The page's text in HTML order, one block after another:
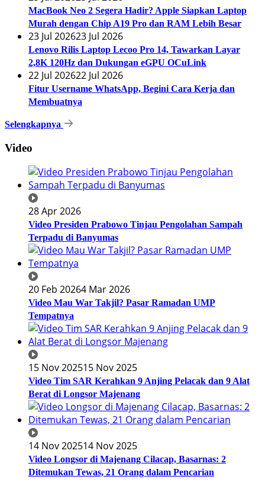
MacBook Neo 2 Segera Hadir? Apple Siapkan Laptop
Murah dengan Chip A19 Pro dan RAM Lebih Besar
23 Jul 202623 Jul 2026
Lenovo Rilis Laptop Lecoo Pro 14, Tawarkan Layar
2,8K 120Hz dan Dukungan eGPU OCuLink
22 Jul 202622 Jul 2026
Fitur Username WhatsApp, Begini Cara Kerja dan
Membuatnya
Selengkapnya
Video
28 Apr 2026
Video Presiden Prabowo Tinjau Pengolahan Sampah
Terpadu di Banyumas
20 Feb 20264 Mar 2026
Video Mau War Takjil? Pasar Ramadan UMP
Tempatnya
15 Nov 202515 Nov 2025
Video Tim SAR Kerahkan 9 Anjing Pelacak dan 9 Alat
Berat di Longsor Majenang
14 Nov 202514 Nov 2025
Video Longsor di Majenang Cilacap, Basarnas: 2
Ditemukan Tewas, 21 Orang dalam Pencarian